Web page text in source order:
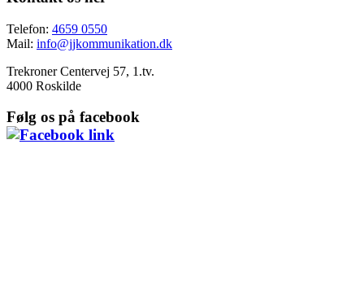
Telefon: 4659 0550
Mail: info@jjkommunikation.dk
Trekroner Centervej 57, 1.tv.
4000 Roskilde
Følg os på facebook